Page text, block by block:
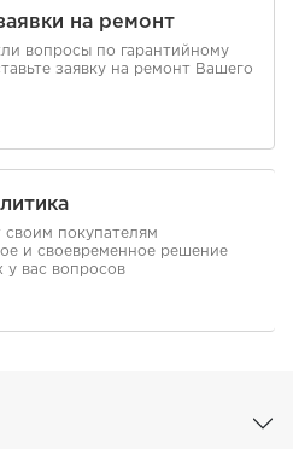
на ремонт
вопросы по гарантийному
заявку на ремонт Вашего
своим покупателям
и своевременное решение
у вас вопросов